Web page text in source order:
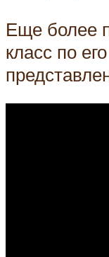
Еще более
класс по